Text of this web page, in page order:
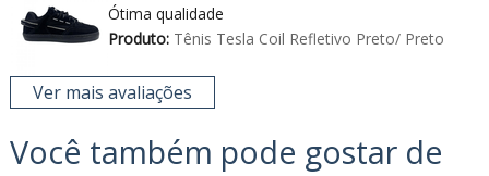
Ótima qualidade
Produto:Tênis Tesla Coil Refletivo Preto/ Preto
Ver mais avaliações
Você também pode gostar de